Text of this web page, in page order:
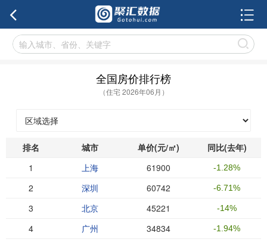
全国房价排行榜
（住宅 2026年06月）
排名 城市 单价(元/㎡)
同比(去年)
1
上海 61900 -1.28%
2 深圳 60742 -6.71%
3 北京 45221 -14%
4 广州 34834 -1.94%